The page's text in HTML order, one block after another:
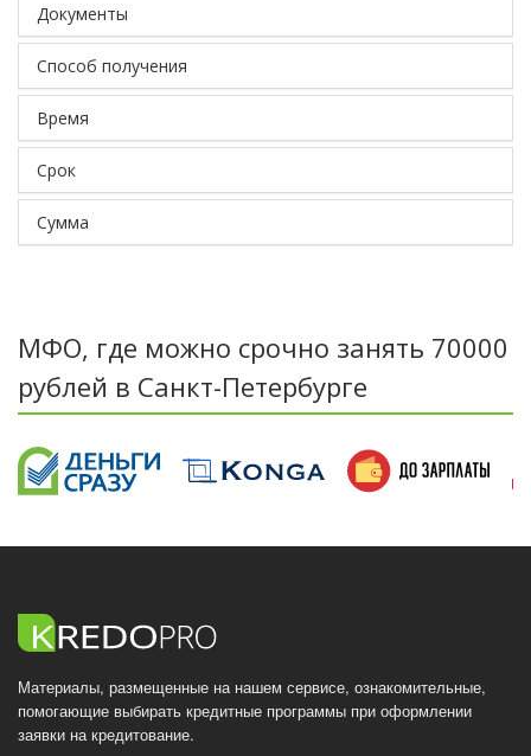
Документы
Способ получения
Время
Срок
Сумма
МФО, где можно срочно занять 70000
рублей в Санкт-Петербурге
Материалы, размещенные на нашем сервисе, ознакомительные,
помогающие выбирать кредитные программы при оформлении
заявки на кредитование.